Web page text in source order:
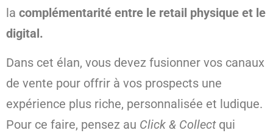
la complémentarité entre le retail physique et le
digital.
Dans cet élan, vous devez fusionner vos canaux
de vente pour offrir à vos prospects une
expérience plus riche, personnalisée et ludique.
Pour ce faire, pensez au Click & Collect qui